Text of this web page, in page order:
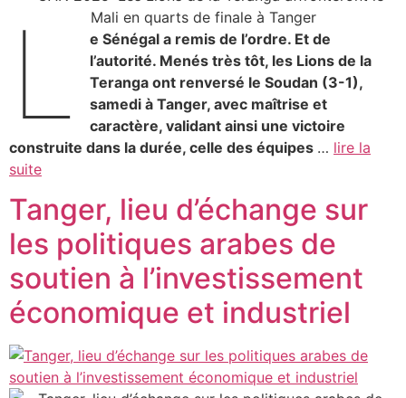
L
e Sénégal a remis de l’ordre. Et de
l’autorité. Menés très tôt, les Lions de la
Teranga ont renversé le Soudan (3-1),
samedi à Tanger, avec maîtrise et
caractère, validant ainsi une victoire
construite dans la durée, celle des équipes … lire la
suite
Tanger, lieu d’échange sur
les politiques arabes de
soutien à l’investissement
économique et industriel